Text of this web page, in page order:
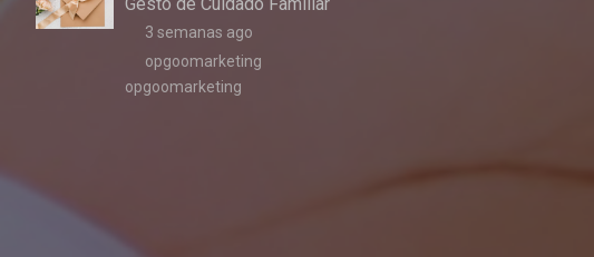
3 semanas ago
opgoomarketing
opgoomarketing